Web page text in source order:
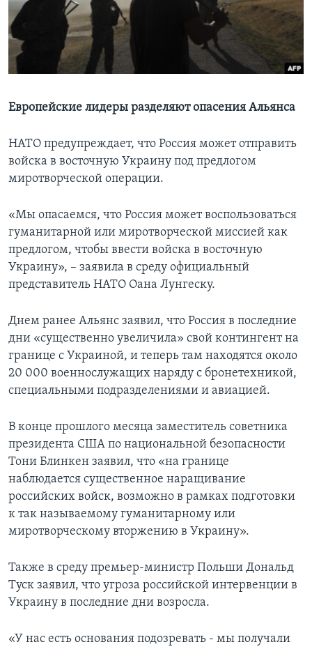
Learning English
СОЦИАЛЬНЫЕ СЕТИ
Европейские лидеры разделяют опасения Альянса
НАТО предупреждает, что Россия может отправить
войска в восточную Украину под предлогом
миротворческой операции.
«Мы опасаемся, что Россия может воспользоваться
гуманитарной или миротворческой миссией как
предлогом, чтобы ввести войска в восточную
Украину», – заявила в среду официальный
представитель НАТО Оана Лунгеску.
Днем ранее Альянс заявил, что Россия в последние
дни «существенно увеличила» свой контингент на
границе с Украиной, и теперь там находятся около
20 000 военнослужащих наряду с бронетехникой,
специальными подразделениями и авиацией.
В конце прошлого месяца заместитель советника
президента США по национальной безопасности
Тони Блинкен заявил, что «на границе
наблюдается существенное наращивание
российских войск, возможно в рамках подготовки
к так называемому гуманитарному или
миротворческому вторжению в Украину».
Также в среду премьер-министр Польши Дональд
Туск заявил, что угроза российской интервенции в
Украину в последние дни возросла.
«У нас есть основания подозревать - мы получали